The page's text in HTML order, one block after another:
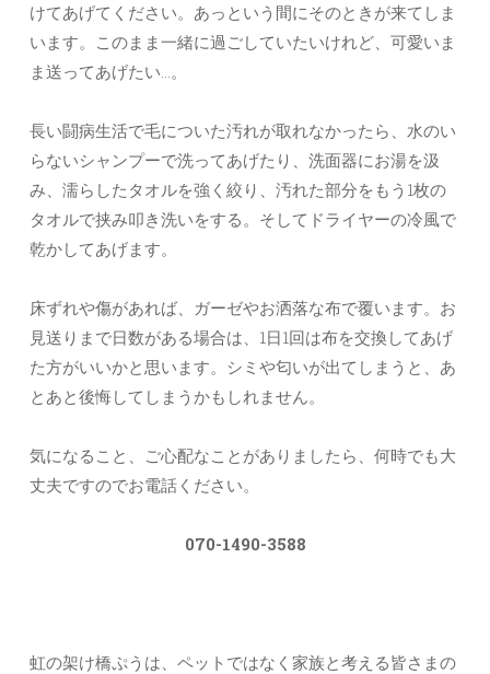
けてあげてください。あっという間にそのときが来てしま
います。このまま一緒に過ごしていたいけれど、可愛いま
ま送ってあげたい…。
長い闘病生活で毛についた汚れが取れなかったら、水のい
らないシャンプーで洗ってあげたり、洗面器にお湯を汲
み、濡らしたタオルを強く絞り、汚れた部分をもう1枚の
タオルで挟み叩き洗いをする。そしてドライヤーの冷風で
乾かしてあげます。
床ずれや傷があれば、ガーゼやお洒落な布で覆います。お
見送りまで日数がある場合は、1日1回は布を交換してあげ
た方がいいかと思います。シミや匂いが出てしまうと、あ
とあと後悔してしまうかもしれません。
気になること、ご心配なことがありましたら、何時でも大
丈夫ですのでお電話ください。
070-1490-3588
虹の架け橋ぷうは、ペットではなく家族と考える皆さまの